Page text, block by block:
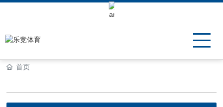
Keli Motor Group Search
首页